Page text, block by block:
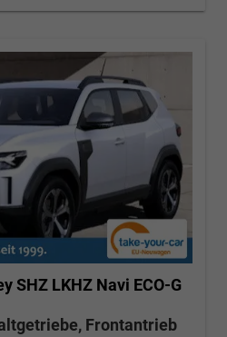
SHZ LKHZ Navi ECO-G
Frontantrieb